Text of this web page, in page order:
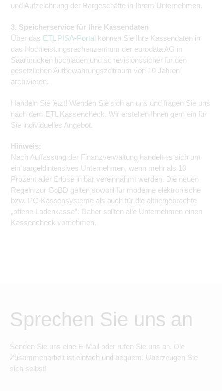
und Aufzeichnung der Bargeschäfte in Ihrem Unternehmen.
3. Speicherservice für Ihre Kassendaten
Über das ETL PISA-Portal können Sie Ihre Kassendaten in
das Hochleistungsrechenzentrum der eurodata AG in
Saarbrücken hochladen und so revisionssicher für den
gesetzlichen Aufbewahrungszeitraum von 10 Jahren
archivieren.
Handeln Sie jetzt! Wenden Sie sich an uns und fragen Sie uns
nach dem ETL Kassencheck. Wir erstellen Ihnen gern ein für
Sie individuelles Angebot.
Hinweis:
Nach Auffassung der Finanzverwaltung handelt es sich um
ein bargeldintensives Unternehmen, wenn mehr als 10
Prozent aller Erlöse in bar vereinnahmt werden. Die neuen
Regeln zur GoBD gelten sowohl für moderne elektronische
bzw. PC-Kassensysteme als auch für die althergebrachte
„offene Ladenkasse“. Daher sollten alle Unternehmen einen
Kassencheck vornehmen.
Sprechen Sie uns an
Senden Sie uns eine E-Mail oder rufen Sie uns an. Die
Zusammenarbeit ist einfach und bequem. Überzeugen Sie
sich selbst!